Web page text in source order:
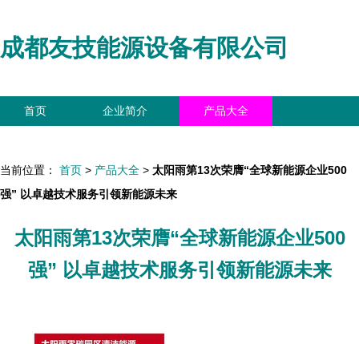
成都友技能源设备有限公司
首页 企业简介 产品大全
当前位置： 首页 > 产品大全 > 太阳雨第13次荣膺“全球新能源企业500
强” 以卓越技术服务引领新能源未来
太阳雨第13次荣膺“全球新能源企业500
强” 以卓越技术服务引领新能源未来